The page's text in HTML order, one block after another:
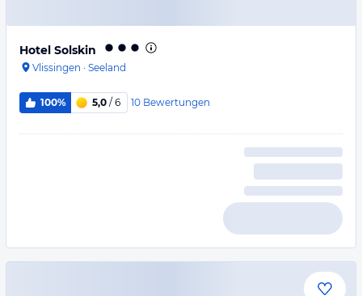
Hotel Solskin
Vlissingen · Seeland
100% 5,0 / 6 10 Bewertungen